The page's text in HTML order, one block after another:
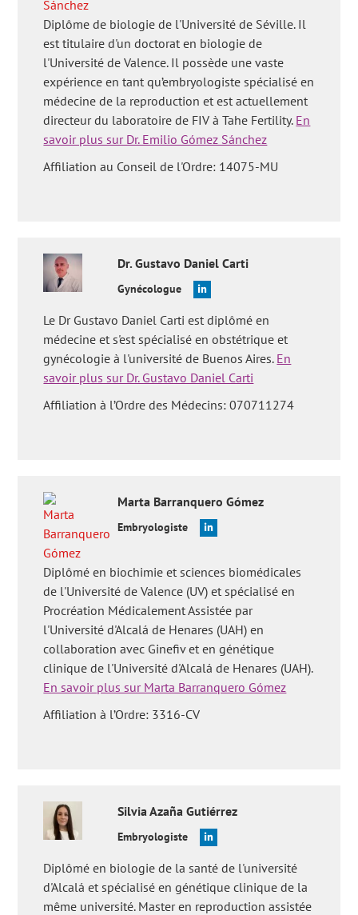
Francavilla S, Gabriele A, Oliveri M, Cordeschi G, Properzi G.
Pharmacologic treatment of idiopathic
oligoasthenoteratozoospermia. Acta Eur Fertil. Nov-Dec
French DB, Sabanegh ES Jr, Goldfarb J, Desai N. Does severe
teratozoospermia affect blastocyst formation, live birth rate,
and other clinical outcome parameters in ICSI cycles? Fertil
Steril. 2010;93(4):1097-103.
Góngora, A, Cortés-Algara, A, Cortés-Vásquez, A, Parra, LY.
Infertilidad masculina causada por discinecia ciliar primaria.
10.1080/14647273.2018.1504325.
Nsota Mbango, JF, Coutton, C, Arnoult, C, Ray, PF, Touré A.
Genetic causes of male infertility: snapshot on morphological
Mar 4;29:2. doi: 10.1186/s12610-019-0083-9.
Sermondade N, Faure C, Fezeu L, Lévy R, Czernichow S;
Obesity-Fertility Collaborative Group. Obesity and increased
risk for oligozoospermia and azoospermia. Arch Intern Med.
reproduction disponibles pour l'oligoasthénozoospermie?'
'Quel est le traitement approprié pour un cas
d'oligoasténotératospermie sévère?'
,'Existe-t-il un traitement
pour l'oligoasthénotérozoospermie?','Est-il possible de réaliser
une insémination artificielle en cas
d'oligoasthénotératozoospermie?',fausse-
couche
provoquer une fausse couche?' et'Qu'est-ce qu'une
oligoasthénotérozoospermie discrète?'.
Diplôme de biologie de l'Université de Séville. Il
est titulaire d'un doctorat en biologie de
l'Université de Valence. Il possède une vaste
expérience en tant qu’embryologiste spécialisé en
médecine de la reproduction et est actuellement
directeur du laboratoire de FIV à Tahe Fertility. En
savoir plus sur Dr. Emilio Gómez Sánchez
Affiliation au Conseil de l'Ordre: 14075-MU
Dr. Gustavo DanielCarti
Gynécologue
Le Dr Gustavo Daniel Carti est diplômé en
médecine et s'est spécialisé en obstétrique et
gynécologie à l'université de Buenos Aires. En
savoir plus sur Dr. Gustavo Daniel Carti
Affiliation à l’Ordre des Médecins: 070711274
Marta Barranquero Gómez
Embryologiste
Diplômé en biochimie et sciences biomédicales
de l'Université de Valence (UV) et spécialisé en
Procréation Médicalement Assistée par
l'Université d'Alcalá de Henares (UAH) en
collaboration avec Ginefiv et en génétique
clinique de l'Université d'Alcalá de Henares (UAH).
En savoir plus sur Marta Barranquero Gómez
Affiliation à l’Ordre: 3316-CV
Silvia Azaña Gutiérrez
Embryologiste
Diplômé en biologie de la santé de l'université
d'Alcalá et spécialisé en génétique clinique de la
même université. Master en reproduction assistée